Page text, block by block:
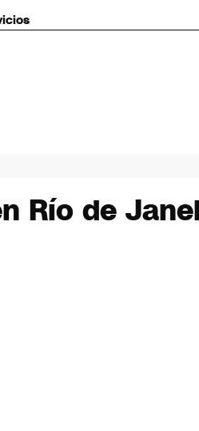
Río de